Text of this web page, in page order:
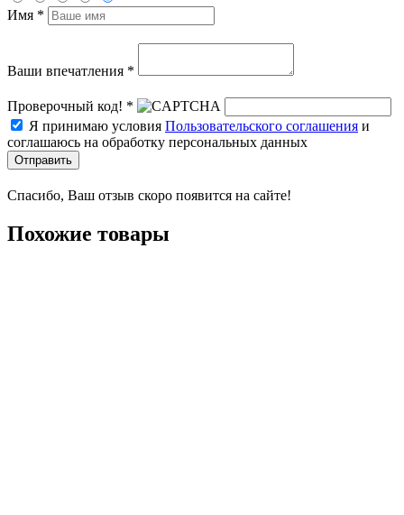
Имя *
Ваши впечатления *
Проверочный код! *
Я принимаю условия Пользовательского соглашения и
соглашаюсь на обработку персональных данных
Отправить
Спасибо, Ваш отзыв скоро появится на сайте!
Похожие товары